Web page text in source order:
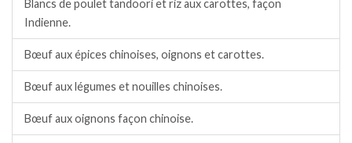
Blancs de poulet tandoori et riz aux carottes, façon
Indienne.
Bœuf aux épices chinoises, oignons et carottes.
Bœuf aux légumes et nouilles chinoises.
Bœuf aux oignons façon chinoise.